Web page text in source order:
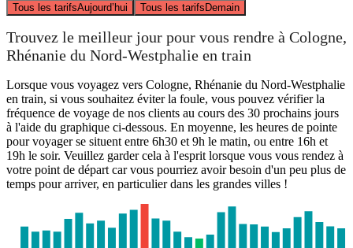
Tous les tarifsAujourd’hui Tous les tarifsDemain
Trouvez le meilleur jour pour vous rendre à Cologne,
Rhénanie du Nord-Westphalie en train
Lorsque vous voyagez vers Cologne, Rhénanie du Nord-Westphalie
en train, si vous souhaitez éviter la foule, vous pouvez vérifier la
fréquence de voyage de nos clients au cours des 30 prochains jours
à l'aide du graphique ci-dessous. En moyenne, les heures de pointe
pour voyager se situent entre 6h30 et 9h le matin, ou entre 16h et
19h le soir. Veuillez garder cela à l'esprit lorsque vous vous rendez à
votre point de départ car vous pourriez avoir besoin d'un peu plus de
temps pour arriver, en particulier dans les grandes villes !